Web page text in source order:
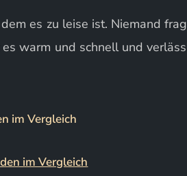
es zu leise ist. Niemand
warm und schnell und
im Vergleich